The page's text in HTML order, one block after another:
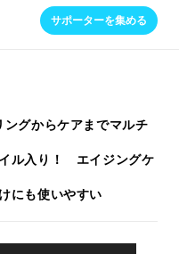
サポーターを集める
グからケアまでマルチ
ル入り！ エイジングケ
にも使いやすい